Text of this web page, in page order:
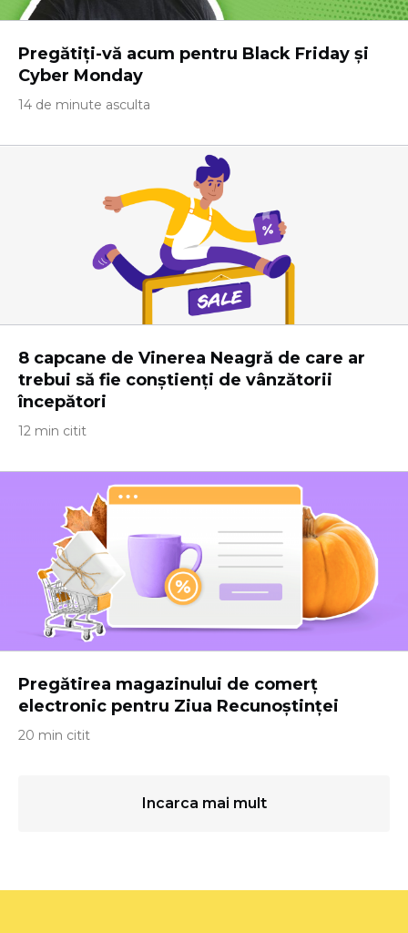
Pregătiți-vă acum pentru Black Friday și
Cyber ​​Monday
14 de minute asculta
8 capcane de Vinerea Neagră de care ar
trebui să fie conștienți de vânzătorii
începători
12 min citit
Pregătirea magazinului de comerț
electronic pentru Ziua Recunoștinței
20 min citit
Incarca mai mult